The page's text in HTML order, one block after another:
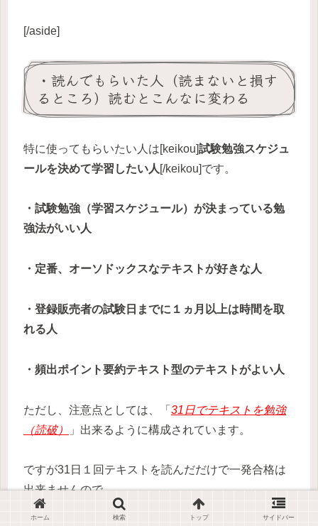
[/aside]
・読んでもらいた人（読まないと損す
るところ）読むとこんなに変わる
特に使ってもらいたい人は[keikou]試験勉強スケジュ
ールを決めて学習したい人 [/keikou]です。
・試験勉強（学習スケジュール）が決まっている勉
強法がいい人
・定番、オーソドックスなテキストが好きな人
・登録販売者の試験日までに１ヵ月以上は時間を取
れる人
・頻出ポイント要約テキスト型のテキストがよい人
ただし、注意点としては、「 31日でテキストを勉強
（読破）
」出来るように構成されています。
ですが31日１回テキストを読んだだけで一発合格は
出来ませんので。
ホーム 検索 トップ サイドバー